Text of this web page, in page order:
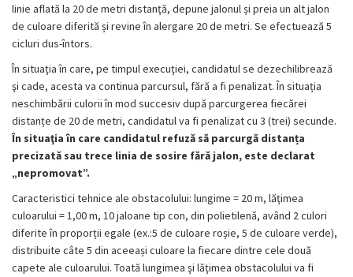
linie aflată la 20 de metri distanţă, depune jalonul și preia un alt jalon
de culoare diferită și revine în alergare 20 de metri. Se efectuează 5
cicluri dus-întors.
În situaţia în care, pe timpul execuţiei, candidatul se dezechilibrează
şi cade, acesta va continua parcursul, fără a fi penalizat. În situația
neschimbării culorii în mod succesiv după parcurgerea fiecărei
distanțe de 20 de metri, candidatul va fi penalizat cu 3 (trei) secunde.
În situaţia în care candidatul refuză să parcurgă distanța
precizată sau trece linia de sosire fără jalon, este declarat
„nepromovat”.
Caracteristici tehnice ale obstacolului: lungime = 20 m, lăţimea
culoarului = 1,00 m, 10 jaloane tip con, din polietilenă, având 2 culori
diferite în proporții egale (ex.:5 de culoare roșie, 5 de culoare verde),
distribuite câte 5 din aceeași culoare la fiecare dintre cele două
capete ale culoarului. Toată lungimea şi lăţimea obstacolului va fi